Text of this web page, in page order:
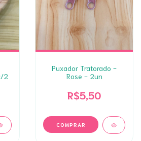
2
Puxador Tratorado -
Rose - 2un
R$5,50